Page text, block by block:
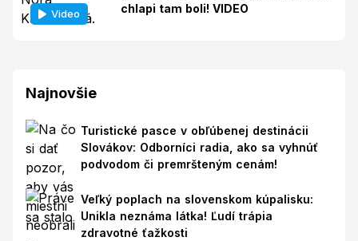
Video
chlapi tam boli! VIDEO
Najnovšie
Turistické pasce v obľúbenej destinácii
Slovákov: Odborníci radia, ako sa vyhnúť
podvodom či premršteným cenám!
Veľký poplach na slovenskom kúpalisku:
Unikla neznáma látka! Ľudí trápia
zdravotné ťažkosti